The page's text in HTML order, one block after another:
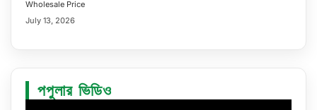
Wholesale Price
July 13, 2026
পপুলার ভিডিও